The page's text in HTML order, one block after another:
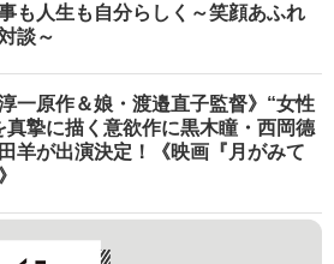
も人生も自分らしく～笑顔あふれ
談～
淳一原作＆娘・渡邉直子監督》“女性
真摯に描く意欲作に黒木瞳・西岡德
羊が出演決定！《映画『月がみて